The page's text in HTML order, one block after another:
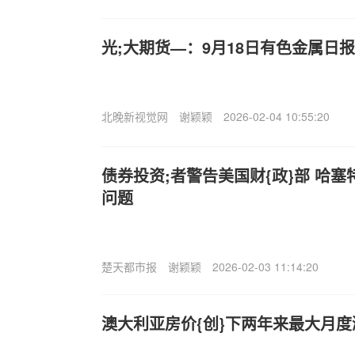
光;大期货—：9月18日有色金属日报
北晚新视觉网 谢颖颖 2026-02-04 10:55:20
债券投资;者警告美国财{政}部 哈塞
问题
楚天都市报 谢颖颖 2026-02-03 11:14:20
澳大利亚房价{创}下两年来最大月